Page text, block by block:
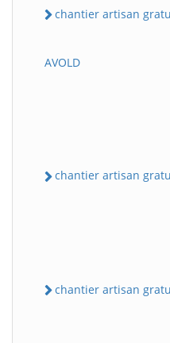
chantier artisan
AVOLD
chantier artisan
chantier artisan